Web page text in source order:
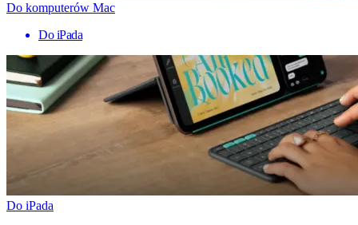
Do komputerów Mac
Do iPada
Do iPada